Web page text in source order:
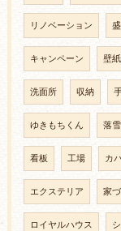
リノベーション
キャンペーン 壁紙
洗面所 収納
ゆきもちくん 落
看板 工場 カ
エクステリア 家
ロイヤルハウス